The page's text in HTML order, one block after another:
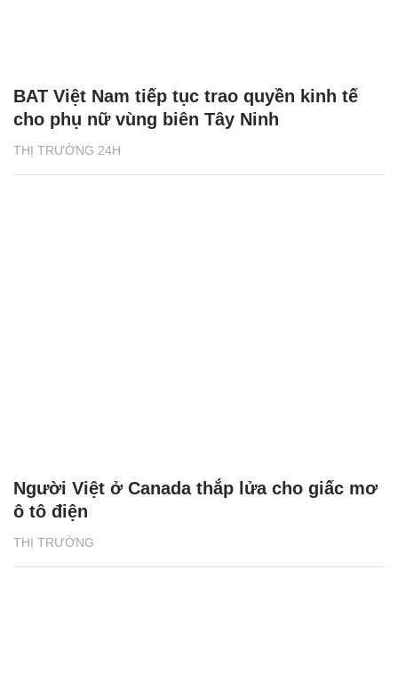
THỊ TRƯỜNG 24H
BAT Việt Nam tiếp tục trao quyền kinh tế
cho phụ nữ vùng biên Tây Ninh
THỊ TRƯỜNG
Người Việt ở Canada thắp lửa cho giấc mơ
ô tô điện